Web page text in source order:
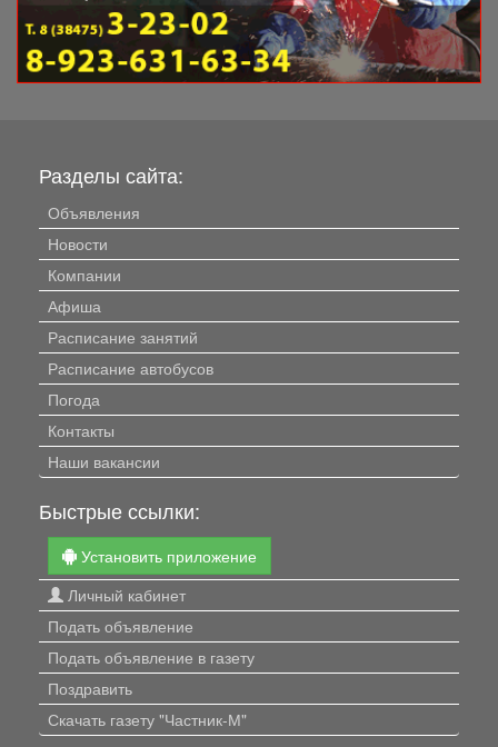
Разделы сайта:
Объявления
Новости
Компании
Афиша
Расписание занятий
Расписание автобусов
Погода
Контакты
Наши вакансии
Быстрые ссылки:
Установить приложение
Личный кабинет
Подать объявление
Подать объявление в газету
Поздравить
Скачать газету "Частник-М"